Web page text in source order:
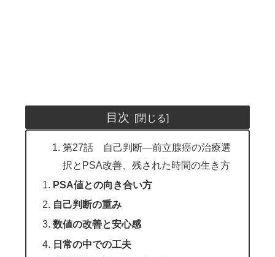
目次
第27話 自己判断―前立腺癌の治療選
択とPSA改善、残された時間の生き方
PSA値との向き合い方
自己判断の重み
数値の改善と安心感
日常の中での工夫